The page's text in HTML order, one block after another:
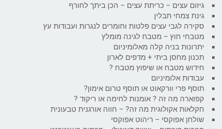
גיזום עצים – כריתת עצים – הכן ביתך לחורף
גינת צמחי תבלין
סקירה לגבי עצים פלטות וחומרים לנגרות ועבודות עץ
מטבחי חוץ – מטבח לגינה מומלץ
יתרונות בניה קלה מאלומיניום
תכנון מחסן ביתי + מדפים לארון
חידוש מטבח או שיפוץ מטבח ?
עבודות אלומיניום
תוסף פרי וורקאוט או תוסף טרום אימון?
קפוארה מה זה ? אומנות לחימה או ריקוד ?
חקלאות אקולוגית מה זה? – חווה אורגנית טבעונית
שולחן אפוקסי – ריהוט אפוקסי